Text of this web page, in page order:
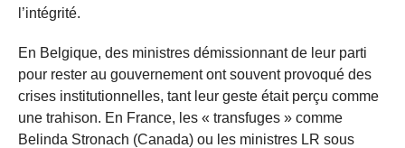
l’intégrité.
En Belgique, des ministres démissionnant de leur parti
pour rester au gouvernement ont souvent provoqué des
crises institutionnelles, tant leur geste était perçu comme
une trahison. En France, les « transfuges » comme
Belinda Stronach (Canada) ou les ministres LR sous